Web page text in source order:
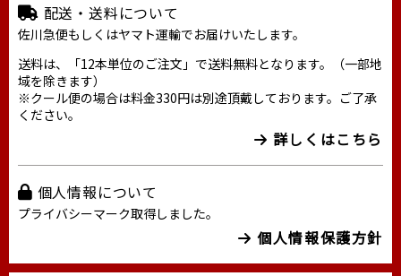
配送・送料について
佐川急便もしくはヤマト運輸でお届けいたします。
送料は、「12本単位のご注文」で送料無料となります。（一部地
域を除きます）
※クール便の場合は料金330円は別途頂戴しております。ご了承
ください。
詳しくはこちら
個人情報について
プライバシーマーク取得しました。
個人情報保護方針